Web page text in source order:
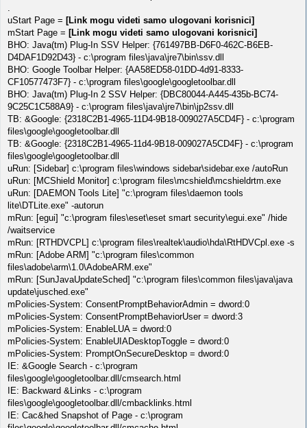
.
uStart Page = [Link mogu videti samo ulogovani korisnici]
mStart Page = [Link mogu videti samo ulogovani korisnici]
BHO: Java(tm) Plug-In SSV Helper: {761497BB-D6F0-462C-B6EB-
D4DAF1D92D43} - c:\program files\java\jre7\bin\ssv.dll
BHO: Google Toolbar Helper: {AA58ED58-01DD-4d91-8333-
CF10577473F7} - c:\program files\google\googletoolbar.dll
BHO: Java(tm) Plug-In 2 SSV Helper: {DBC80044-A445-435b-BC74-
9C25C1C588A9} - c:\program files\java\jre7\bin\jp2ssv.dll
TB: &Google: {2318C2B1-4965-11D4-9B18-009027A5CD4F} - c:\program
files\google\googletoolbar.dll
TB: &Google: {2318C2B1-4965-11d4-9B18-009027A5CD4F} - c:\program
files\google\googletoolbar.dll
uRun: [Sidebar] c:\program files\windows sidebar\sidebar.exe /autoRun
uRun: [MCShield Monitor] c:\program files\mcshield\mcshieldrtm.exe
uRun: [DAEMON Tools Lite] "c:\program files\daemon tools
lite\DTLite.exe" -autorun
mRun: [egui] "c:\program files\eset\eset smart security\egui.exe" /hide
/waitservice
mRun: [RTHDVCPL] c:\program files\realtek\audio\hda\RtHDVCpl.exe -s
mRun: [Adobe ARM] "c:\program files\common
files\adobe\arm\1.0\AdobeARM.exe"
mRun: [SunJavaUpdateSched] "c:\program files\common files\java\java
update\jusched.exe"
mPolicies-System: ConsentPromptBehaviorAdmin = dword:0
mPolicies-System: ConsentPromptBehaviorUser = dword:3
mPolicies-System: EnableLUA = dword:0
mPolicies-System: EnableUIADesktopToggle = dword:0
mPolicies-System: PromptOnSecureDesktop = dword:0
IE: &Google Search - c:\program
files\google\googletoolbar.dll/cmsearch.html
IE: Backward &Links - c:\program
files\google\googletoolbar.dll/cmbacklinks.html
IE: Cac&hed Snapshot of Page - c:\program